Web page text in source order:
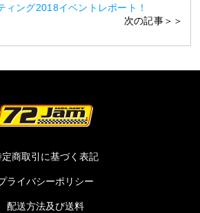
ィング2018イベントレポート！
次の記事＞＞
定商取引に基づく表記
ライバシーポリシー
配送方法及び送料